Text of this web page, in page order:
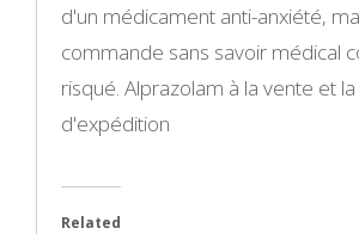
d'un médicament anti-anxiété,
commande sans savoir médical
risqué. Alprazolam à la vente et
d'expédition
Related